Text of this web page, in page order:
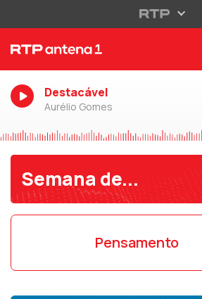
Destacável
Aurélio Gomes
Semana de...
Pensamento